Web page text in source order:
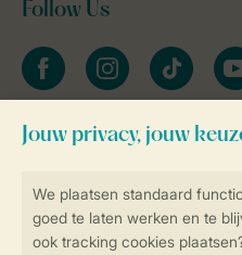
Veilig en snel online
Follow Us
facebookinstagramtiktok
Blijf op de hoogte